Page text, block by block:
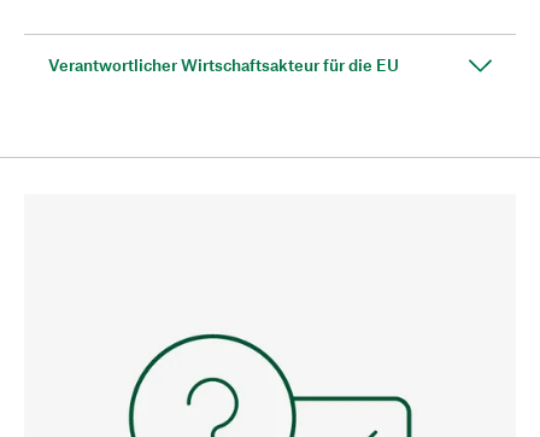
Verantwortlicher Wirtschaftsakteur für die EU